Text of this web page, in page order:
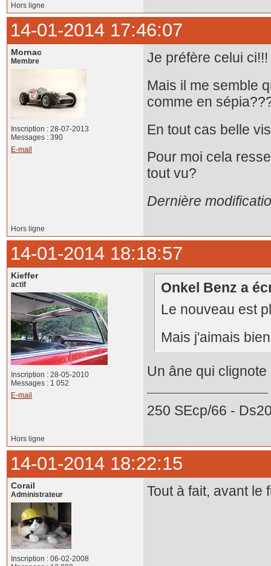
Hors ligne
14-01-2014 17:46:07
Mornac
Membre
Inscription : 28-07-2013
Messages : 390
E-mail
Je préfère celui
Mais il me semble
comme en
En tout cas belle
Pour moi cela
tout vu?
Dernière
Hors ligne
14-01-2014 18:18:57
Kieffer
actif
Inscription : 28-05-2010
Messages : 1 052
E-mail
Onkel Benz a
Le nouveau est
Mais j'aimais
Un âne qui
250 SEcp/66 -
Hors ligne
14-01-2014 18:22:15
Corail
Administrateur
Inscription : 06-02-2008
Tout à fait, avant le